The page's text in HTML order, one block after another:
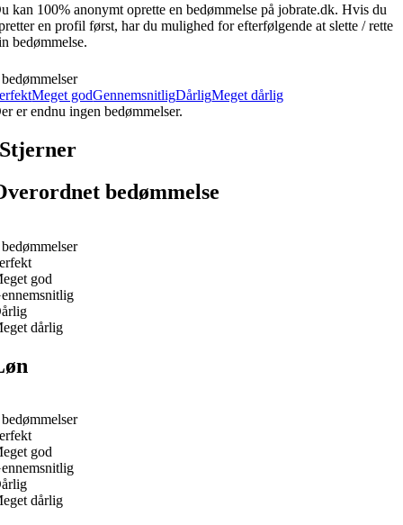
kan 100% anonymt oprette en bedømmelse på jobrate.dk. Hvis du
en profil først, har du mulighed for efterfølgende at slette / rette
bedømmelse.
Meget godGennemsnitligDårligMeget dårlig
er endnu ingen bedømmelser.
Stjerner
bedømmelse
god
dårlig
god
dårlig